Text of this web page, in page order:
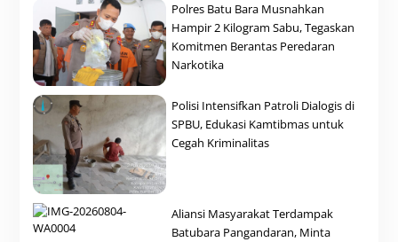
Polres Batu Bara Musnahkan
Hampir 2 Kilogram Sabu, Tegaskan
Komitmen Berantas Peredaran
Narkotika
Polisi Intensifkan Patroli Dialogis di
SPBU, Edukasi Kamtibmas untuk
Cegah Kriminalitas
Aliansi Masyarakat Terdampak
Batubara Pangandaran, Minta